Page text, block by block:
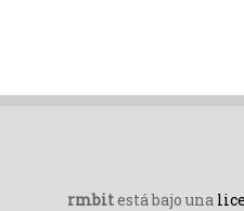
rmbitestá bajo una